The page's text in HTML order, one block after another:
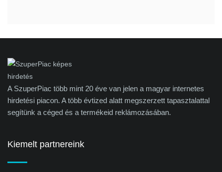
A SzuperPiac több mint 20 éve van jelen a magyar internetes
hirdetési piacon. A több évtized alatt megszerzett tapasztalattal
segítünk a céged és a termékeid reklámozásában.
Kiemelt partnereink